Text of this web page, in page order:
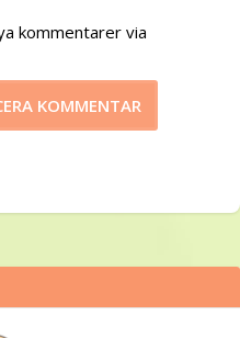
kommentarer via